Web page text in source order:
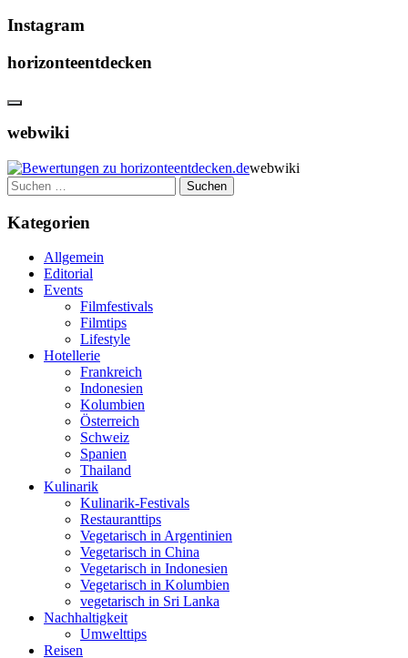
Instagram
horizonteentdecken
webwiki
webwiki
Suchen
nach:
Kategorien
Allgemein
Editorial
Events
Filmfestivals
Filmtips
Lifestyle
Hotellerie
Frankreich
Indonesien
Kolumbien
Österreich
Schweiz
Spanien
Thailand
Kulinarik
Kulinarik-Festivals
Restauranttips
Vegetarisch in Argentinien
Vegetarisch in China
Vegetarisch in Indonesien
Vegetarisch in Kolumbien
vegetarisch in Sri Lanka
Nachhaltigkeit
Umwelttips
Reisen